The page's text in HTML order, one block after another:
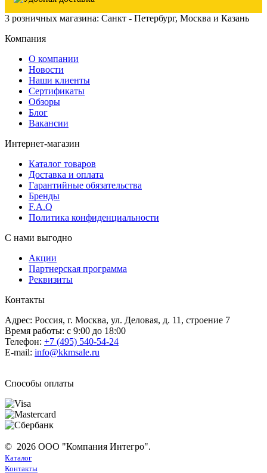
3 розничных магазина: Санкт - Петербург, Москва и Казань
Компания
О компании
Новости
Наши клиенты
Сертификаты
Обзоры
Блог
Вакансии
Интернет-магазин
Каталог товаров
Доставка и оплата
Гарантийные обязательства
Бренды
F.A.Q
Политика конфиденциальности
С нами выгодно
Акции
Партнерская программа
Реквизиты
Контакты
Адрес: Россия, г. Москва, ул. Деловая, д. 11, строение 7
Время работы: с 9:00 до 18:00
Телефон: +7 (495) 540-54-24
E-mail: info@kkmsale.ru
Способы оплаты
© 2026 ООО "Компания Интегро".
Каталог
Контакты